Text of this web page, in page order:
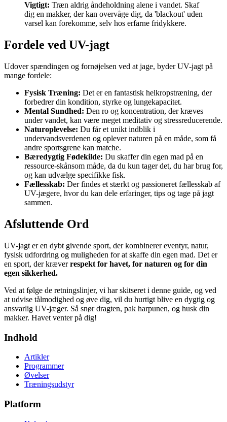
Vigtigt: Træn aldrig åndeholdning alene i vandet. Skaf
dig en makker, der kan overvåge dig, da 'blackout' uden
varsel kan forekomme, selv hos erfarne fridykkere.
Fordele ved UV-jagt
Udover spændingen og fornøjelsen ved at jage, byder UV-jagt på
mange fordele:
Fysisk Træning: Det er en fantastisk helkropstræning, der
forbedrer din kondition, styrke og lungekapacitet.
Mental Sundhed: Den ro og koncentration, der kræves
under vandet, kan være meget meditativ og stressreducerende.
Naturoplevelse: Du får et unikt indblik i
undervandsverdenen og oplever naturen på en måde, som få
andre sportsgrene kan matche.
Bæredygtig Fødekilde: Du skaffer din egen mad på en
ressource-skånsom måde, da du kun tager det, du har brug for,
og kan udvælge specifikke fisk.
Fællesskab: Der findes et stærkt og passioneret fællesskab af
UV-jægere, hvor du kan dele erfaringer, tips og tage på jagt
sammen.
Afsluttende Ord
UV-jagt er en dybt givende sport, der kombinerer eventyr, natur,
fysisk udfordring og muligheden for at skaffe din egen mad. Det er
en sport, der kræverrespekt for havet, for naturen og for din
egen sikkerhed.
Ved at følge de retningslinjer, vi har skitseret i denne guide, og ved
at udvise tålmodighed og øve dig, vil du hurtigt blive en dygtig og
ansvarlig UV-jæger. Så snør dragten, pak harpunen, og husk din
makker. Havet venter på dig!
Indhold
Artikler
Programmer
Øvelser
Træningsudstyr
Platform